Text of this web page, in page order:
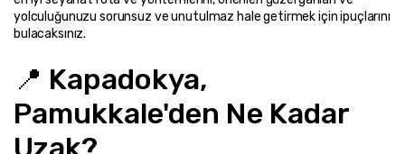
yolculuğunuzu sorunsuz ve unutulmaz hale getirmek için ipuçlarını
bulacaksınız.
📍 Kapadokya,
Pamukkale'den Ne Kadar